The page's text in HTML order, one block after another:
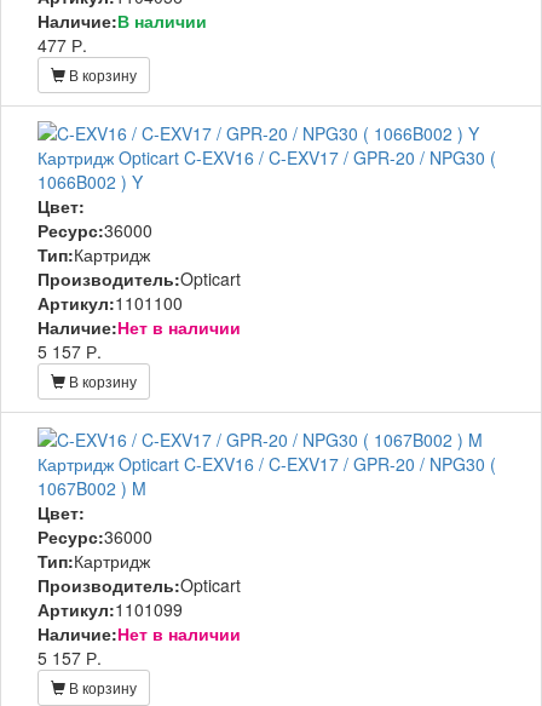
Наличие:В наличии
477 Р.
В корзину
Картридж Opticart C-EXV16 / C-EXV17 / GPR-20 / NPG30 (
1066B002 ) Y
Цвет:
Ресурс:36000
Тип:Картридж
Производитель:Opticart
Артикул:1101100
Наличие:Нет в наличии
5 157 Р.
В корзину
Картридж Opticart C-EXV16 / C-EXV17 / GPR-20 / NPG30 (
1067B002 ) M
Цвет:
Ресурс:36000
Тип:Картридж
Производитель:Opticart
Артикул:1101099
Наличие:Нет в наличии
5 157 Р.
В корзину